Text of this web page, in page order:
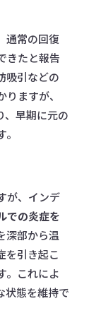
通常の回復
きたと報告
吸引などの
ますが、
、早期に元の
が、インデ
での炎症を
深部から温
を引き起こ
。これによ
状態を維持で